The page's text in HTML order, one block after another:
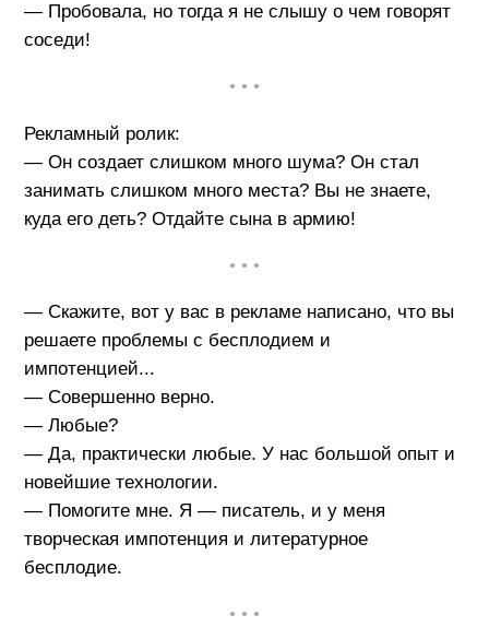
— Пробовала, но тогда я не слышу о чем говорят
соседи!
• • •
Рекламный ролик:
— Он создает слишком много шума? Он стал
занимать слишком много места? Вы не знаете,
куда его деть? Отдайте сына в армию!
• • •
— Скажите, вот у вас в рекламе написано, что вы
решаете проблемы с бесплодием и
импотенцией...
— Совершенно верно.
— Любые?
— Да, практически любые. У нас большой опыт и
новейшие технологии.
— Помогите мне. Я — писатель, и у меня
творческая импотенция и литературное
бесплодие.
• • •